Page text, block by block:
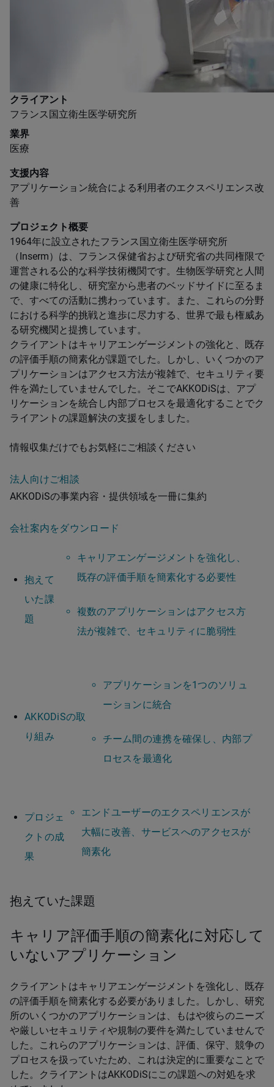
クライアント
フランス国立衛生医学研究所
業界
医療
支援内容
アプリケーション統合による利用者のエクスペリエンス改
善
プロジェクト概要
1964年に設立されたフランス国立衛生医学研究所
（Inserm）は、フランス保健省および研究省の共同権限で
運営される公的な科学技術機関です。生物医学研究と人間
の健康に特化し、研究室から患者のベッドサイドに至るま
で、すべての活動に携わっています。また、これらの分野
における科学的挑戦と進歩に尽力する、世界で最も権威あ
る研究機関と提携しています。
クライアントはキャリアエンゲージメントの強化と、既存
の評価手順の簡素化が課題でした。しかし、いくつかのア
プリケーションはアクセス方法が複雑で、セキュリティ要
件を満たしていませんでした。そこでAKKODiSは、アプ
リケーションを統合し内部プロセスを最適化することでク
ライアントの課題解決の支援をしました。
情報収集だけでもお気軽にご相談ください
法人向けご相談
AKKODiSの事業内容・提供領域を一冊に集約
会社案内をダウンロード
抱えて
いた課
題
キャリアエンゲージメントを強化し、
既存の評価手順を簡素化する必要性
複数のアプリケーションはアクセス方
法が複雑で、セキュリティに脆弱性
AKKODiSの取
り組み
アプリケーションを1つのソリュ
ーションに統合
チーム間の連携を確保し、内部プ
ロセスを最適化
プロジェ
クトの成
果
エンドユーザーのエクスペリエンスが
大幅に改善、サービスへのアクセスが
簡素化
抱えていた課題
キャリア評価手順の簡素化に対応して
いないアプリケーション
クライアントはキャリアエンゲージメントを強化し、既存
の評価手順を簡素化する必要がありました。しかし、研究
所のいくつかのアプリケーションは、もはや彼らのニーズ
や厳しいセキュリティや規制の要件を満たしていませんで
した。これらのアプリケーションは、評価、保守、競争の
プロセスを扱っていたため、これは決定的に重要なことで
した。クライアントはAKKODiSにこの課題への対処を求